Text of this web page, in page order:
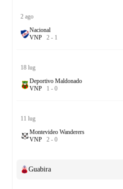
2 ago
Nacional
VNP 2 - 1
18 lug
Deportivo Maldonado
VNP 1 - 0
11 lug
Montevideo Wanderers
VNP 2 - 0
Guabira